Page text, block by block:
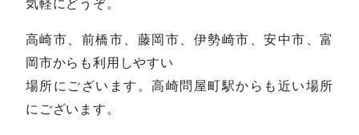
高崎市、前橋市、藤岡市、伊勢崎市、安中市、富
岡市からも利用しやすい
場所にございます。高崎問屋町駅からも近い場所
にございます。